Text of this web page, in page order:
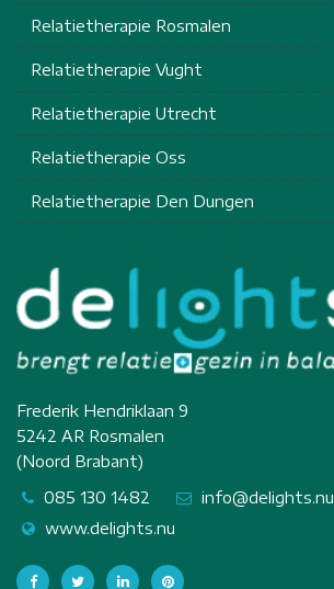
Relatietherapie Rosmalen
Relatietherapie Vught
Relatietherapie Utrecht
Relatietherapie Oss
Relatietherapie Den Dungen
Frederik Hendriklaan 9
5242 AR Rosmalen
(Noord Brabant)
085 130 1482
info@delights.nu
www.delights.nu